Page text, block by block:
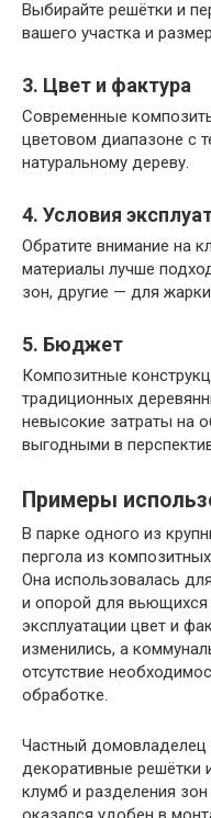
Выбирайте решётки и
вашего участка и
3. Цвет и фактура
Современные
цветовом диапазоне с
натуральному дереву.
4. Условия
Обратите внимание на
материалы лучше
зон, другие — для
5. Бюджет
Композитные
традиционных
невысокие затраты на
выгодными в
Примеры
В парке одного из
пергола из
Она использовалась
и опорой для вьющихся
эксплуатации цвет и
изменились, а
отсутствие
обработке.
Частный домовладелец
декоративные решётки
клумб и разделения